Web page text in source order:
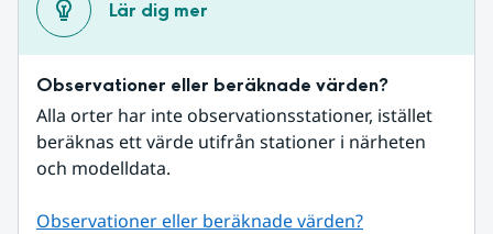
Lär dig mer
Observationer eller beräknade värden?
Alla orter har inte observationsstationer, istället
beräknas ett värde utifrån stationer i närheten
och modelldata.
Observationer eller beräknade värden?